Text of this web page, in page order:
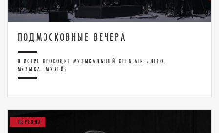
ПОДМОСКОВНЫЕ ВЕЧЕРА
В ИСТРЕ ПРОХОДИТ МУЗЫКАЛЬНЫЙ OPEN AIR «ЛЕТО.
МУЗЫКА. МУЗЕЙ»
ПЕРСОНА